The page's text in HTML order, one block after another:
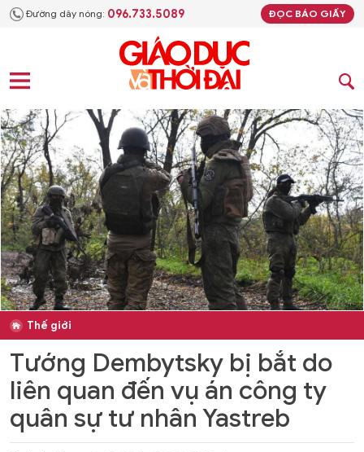
Đường dây nóng: 096.733.5089 ĐỌC BÁO GIẤY
Thế giới
Tướng Dembytsky bị bắt do
liên quan đến vụ án công ty
quân sự tư nhân Yastreb